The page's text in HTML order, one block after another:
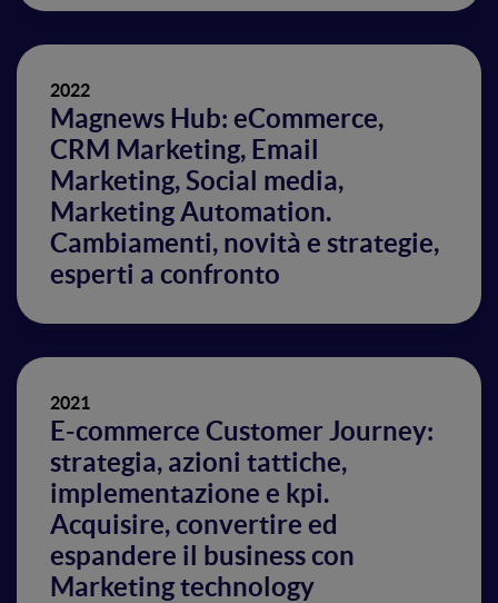
2022
Magnews Hub: eCommerce,
CRM Marketing, Email
Marketing, Social media,
Marketing Automation.
Cambiamenti, novità e strategie,
esperti a confronto
2021
E-commerce Customer Journey:
strategia, azioni tattiche,
implementazione e kpi.
Acquisire, convertire ed
espandere il business con
Marketing technology